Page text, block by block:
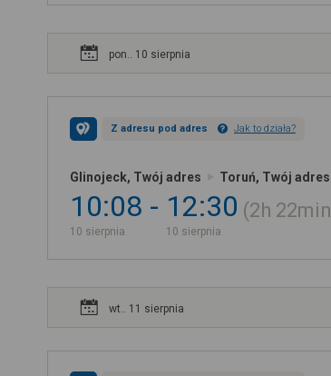
pon.. 10 sierpnia
Z adresu pod adres Jak to działa?
Glinojeck, Twój adres Toruń, Twój adres
10:08
10 sierpnia
12:30
10 sierpnia
2h 22min
wt.. 11 sierpnia